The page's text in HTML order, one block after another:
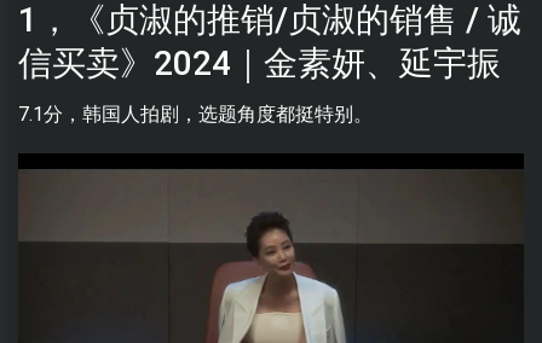
1，《贞淑的推销/贞淑的销售 / 诚
信买卖》2024｜金素妍、延宇振
7.1分，韩国人拍剧，选题角度都挺特别。